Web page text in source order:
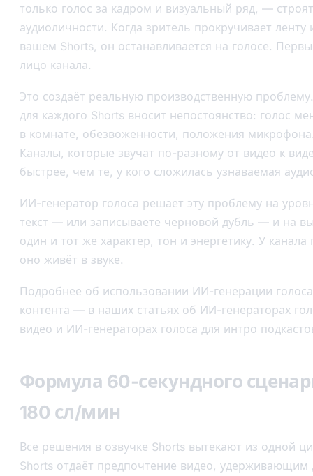
только голос за кадром и визуальный ряд, —
аудиоличности. Когда зритель прокручивает ленту
вашем Shorts, он останавливается на голосе.
лицо канала.
Это создаёт реальную производственную
для каждого Shorts вносит непостоянство: голос
в комнате, обезвоженности, положения
Каналы, которые звучат по-разному от видео к
быстрее, чем те, у кого сложилась узнаваемая
ИИ-генератор голоса решает эту проблему на
текст — или записываете черновой дубль — и на
один и тот же характер, тон и энергетику. У
оно живёт в звуке.
Подробнее об использовании ИИ-генерации
контента — в наших статьях об ИИ-генераторах
видео и ИИ-генераторах голоса для интро
Формула 60-секундного
180 сл/мин
Все решения в озвучке Shorts вытекают из одной
Shorts отдаёт предпочтение видео, удерживающим